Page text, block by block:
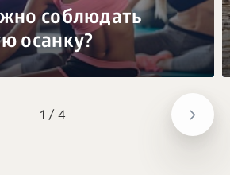
1 / 4
соблюдать
осанку?